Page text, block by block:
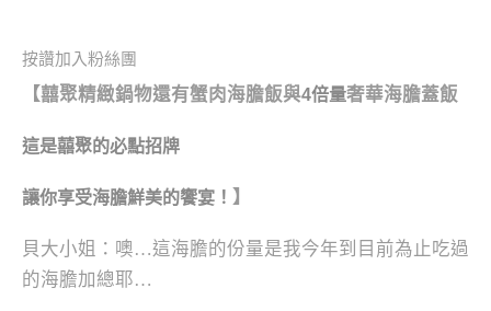
按讚加入粉絲團
【囍聚精緻鍋物還有蟹肉海膽飯與4倍量奢華海膽蓋飯
這是囍聚的必點招牌
讓你享受海膽鮮美的饗宴！ 】
貝大小姐：噢…這海膽的份量是我今年到目前為止吃過
的海膽加總耶…